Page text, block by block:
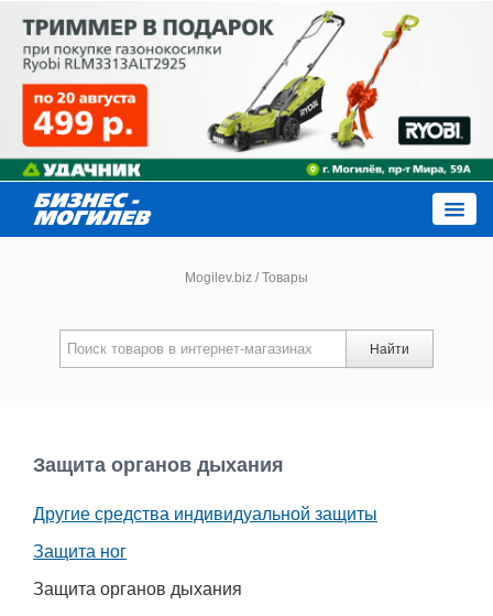
Новости компаний
Каталог
Работа
Mogilev.biz /Товары
Найти
Защита органов дыхания
Другие средства индивидуальной защиты
Защита ног
Защита органов дыхания